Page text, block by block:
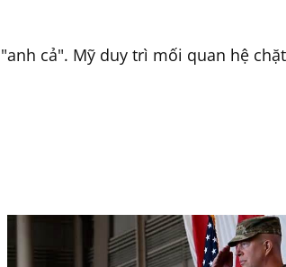
cả". Mỹ duy trì mối quan hệ